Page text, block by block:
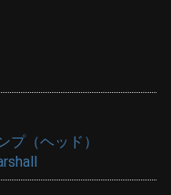
プ（ヘッド）